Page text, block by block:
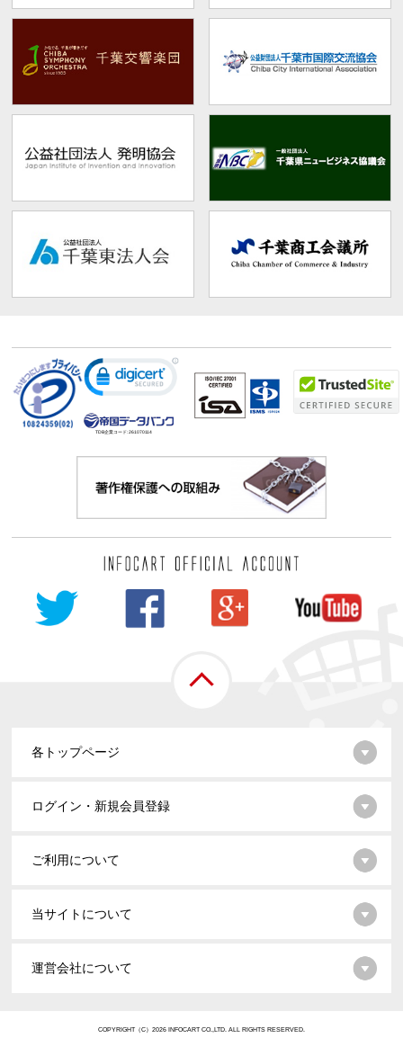
TDB企業コード:261070114
各トップページ
ログイン・新規会員登録
ご利用について
当サイトについて
運営会社について
COPYRIGHT（C）2026 INFOCART CO.,LTD. ALL RIGHTS RESERVED.